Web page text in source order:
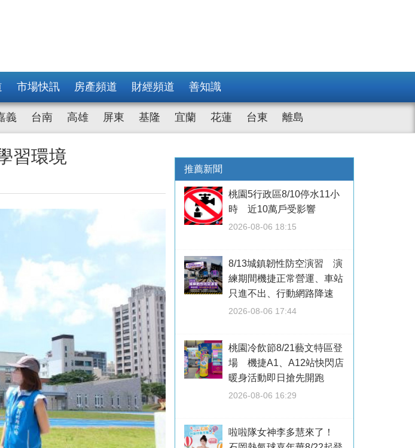
市場快訊 房產頻道 財經頻道 善知識
義 台南 高雄 屏東 基隆 宜蘭 花蓮 台東 離島
習環境
推薦新聞
桃園5行政區8/10停水11小
時 近10萬戶受影響
2026-08-06 18:15
8/13城鎮韌性防空演習 演
練期間機捷正常營運、車站
只進不出、行動網路降速
2026-08-06 17:44
桃園冷飲節8/21藝文特區登
場 機捷A1、A12站快閃店
暖身活動即日搶先開跑
2026-08-06 16:29
啦啦隊女神李多慧來了！